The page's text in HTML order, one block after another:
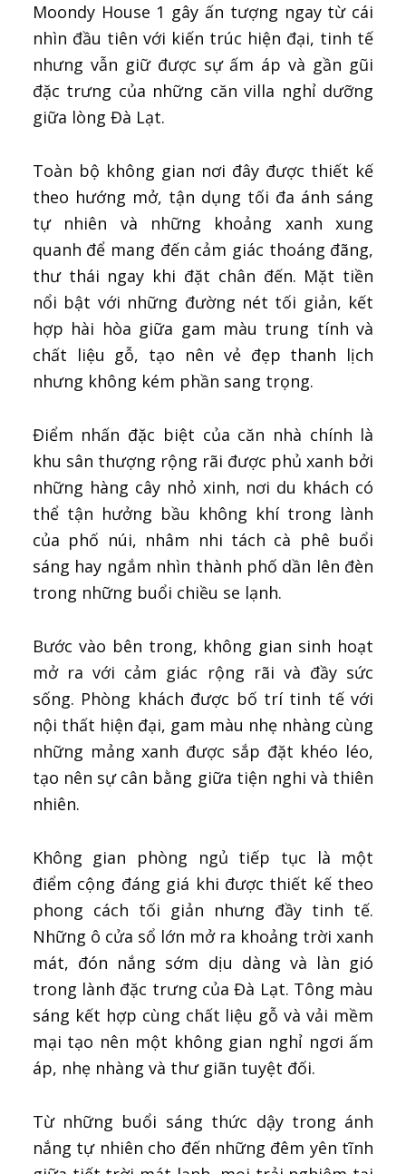
Moondy House 1 gây ấn tượng ngay từ cái
nhìn đầu tiên với kiến trúc hiện đại, tinh tế
nhưng vẫn giữ được sự ấm áp và gần gũi
đặc trưng của những căn villa nghỉ dưỡng
giữa lòng Đà Lạt.
Toàn bộ không gian nơi đây được thiết kế
theo hướng mở, tận dụng tối đa ánh sáng
tự nhiên và những khoảng xanh xung
quanh để mang đến cảm giác thoáng đãng,
thư thái ngay khi đặt chân đến. Mặt tiền
nổi bật với những đường nét tối giản, kết
hợp hài hòa giữa gam màu trung tính và
chất liệu gỗ, tạo nên vẻ đẹp thanh lịch
nhưng không kém phần sang trọng.
Điểm nhấn đặc biệt của căn nhà chính là
khu sân thượng rộng rãi được phủ xanh bởi
những hàng cây nhỏ xinh, nơi du khách có
thể tận hưởng bầu không khí trong lành
của phố núi, nhâm nhi tách cà phê buổi
sáng hay ngắm nhìn thành phố dần lên đèn
trong những buổi chiều se lạnh.
Bước vào bên trong, không gian sinh hoạt
mở ra với cảm giác rộng rãi và đầy sức
sống. Phòng khách được bố trí tinh tế với
nội thất hiện đại, gam màu nhẹ nhàng cùng
những mảng xanh được sắp đặt khéo léo,
tạo nên sự cân bằng giữa tiện nghi và thiên
nhiên.
Không gian phòng ngủ tiếp tục là một
điểm cộng đáng giá khi được thiết kế theo
phong cách tối giản nhưng đầy tinh tế.
Những ô cửa sổ lớn mở ra khoảng trời xanh
mát, đón nắng sớm dịu dàng và làn gió
trong lành đặc trưng của Đà Lạt. Tông màu
sáng kết hợp cùng chất liệu gỗ và vải mềm
mại tạo nên một không gian nghỉ ngơi ấm
áp, nhẹ nhàng và thư giãn tuyệt đối.
Từ những buổi sáng thức dậy trong ánh
nắng tự nhiên cho đến những đêm yên tĩnh